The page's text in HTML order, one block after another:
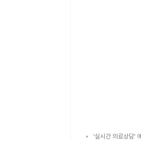
'실시간 의료상담'